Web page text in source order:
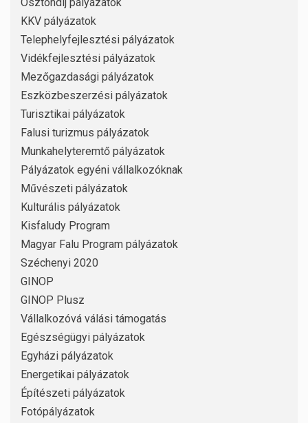
KKV pályázatok
Telephelyfejlesztési pályázatok
Vidékfejlesztési pályázatok
Mezőgazdasági pályázatok
Eszközbeszerzési pályázatok
Turisztikai pályázatok
Falusi turizmus pályázatok
Munkahelyteremtő pályázatok
Pályázatok egyéni vállalkozóknak
Művészeti pályázatok
Kulturális pályázatok
Kisfaludy Program
Magyar Falu Program pályázatok
Széchenyi 2020
GINOP
GINOP Plusz
Vállalkozóvá válási támogatás
Egészségügyi pályázatok
Egyházi pályázatok
Energetikai pályázatok
Építészeti pályázatok
Fotópályázatok